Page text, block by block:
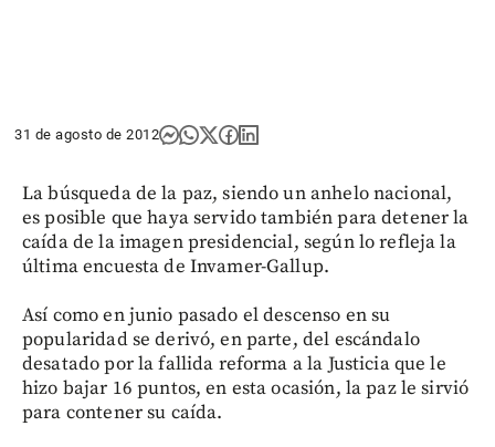
31 de agosto de 2012
La búsqueda de la paz, siendo un anhelo nacional,
es posible que haya servido también para detener la
caída de la imagen presidencial, según lo refleja la
última encuesta de Invamer-Gallup.
Así como en junio pasado el descenso en su
popularidad se derivó, en parte, del escándalo
desatado por la fallida reforma a la Justicia que le
hizo bajar 16 puntos, en esta ocasión, la paz le sirvió
para contener su caída.